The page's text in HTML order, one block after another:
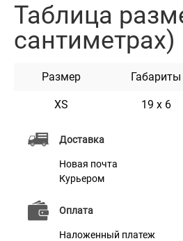
Доставка
Новая почта
Курьером
Оплата
Наложенный платеж
природные инстинкты.
удовлетворять потребность
Идеально подойдёт для котов,
щенков. Игрушки изготовлены
мягкими и приятными на
укомплектованы специальным
активной игры и привлечения
игрушке.
Таблица
сантиметрах)
Размер Габариты
XS 19 х 6